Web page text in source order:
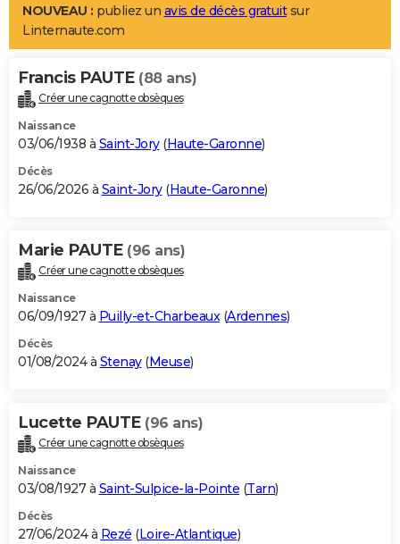
LIFESTYLE
Art de vivre
Bien-être
Loisirs
Mode
Modes de vie
Alimentation
Guide de la santé
Maladies
Médicaments
Sommeil
VOYAGE
Destinations
City break
Voyage nature
Voyage de noces
Forum
Climat
+PHOTO
GUIDES D'ACHAT
BONS PLANS
Carte de Noël
Carte Bonne année
Carte Saint-Valentin
Carte Pâques
Carte d'anniversaire
DICTIONNAIRE
Dictionnaire
Biographies
Citations
Expressions
Proverbes
PROGRAMME TV
S'inscrire
Se connecter
Lycées
Collèges
Primaires
Universités
Entreprises
Service militaire
Avis de recherche
AVIS DE DÉCÈS
Bricolage
Lifestyle
Culture
Sport
Auto
Television
Voyage
Cinema
NOUVEAU : publiez un avis de décès gratuitsur
Linternaute.com
Francis PAUTE (88 ans)
Créer une cagnotte obsèques
Naissance
03/06/1938 à Saint-Jory(Haute-Garonne)
Décès
26/06/2026 à Saint-Jory(Haute-Garonne)
Marie PAUTE (96 ans)
Créer une cagnotte obsèques
Naissance
06/09/1927 à Puilly-et-Charbeaux(Ardennes)
Décès
01/08/2024 à Stenay(Meuse)
Lucette PAUTE (96 ans)
Créer une cagnotte obsèques
Naissance
03/08/1927 à Saint-Sulpice-la-Pointe (Tarn)
Décès
27/06/2024 à Rezé (Loire-Atlantique)